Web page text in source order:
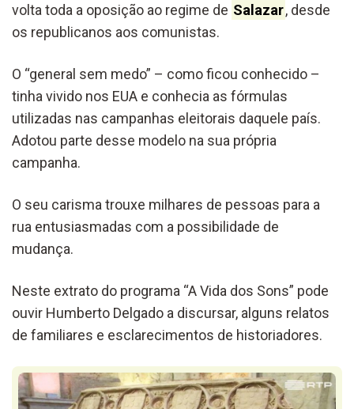
volta toda a oposição ao regime de Salazar, desde
os republicanos aos comunistas.
O “general sem medo” – como ficou conhecido –
tinha vivido nos EUA e conhecia as fórmulas
utilizadas nas campanhas eleitorais daquele país.
Adotou parte desse modelo na sua própria
campanha.
O seu carisma trouxe milhares de pessoas para a
rua entusiasmadas com a possibilidade de
mudança.
Neste extrato do programa “A Vida dos Sons” pode
ouvir Humberto Delgado a discursar, alguns relatos
de familiares e esclarecimentos de historiadores.